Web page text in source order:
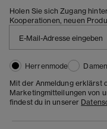
Holen Sie sich Zugang
Kooperationen, neuen
Herrenmode
Mit der Anmeldung erklärst
Marketingmitteilungen von
findest du in unserer